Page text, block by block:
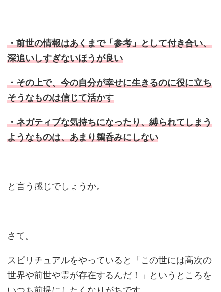
・前世の情報はあくまで「参考」として付き合い、
深追いしすぎないほうが良い
・その上で、今の自分が幸せに生きるのに役に立ち
そうなものは信じて活かす
・ネガティブな気持ちになったり、縛られてしまう
ようなものは、あまり鵜呑みにしない
と言う感じでしょうか。
さて。
スピリチュアルをやっていると「この世には高次の
世界や前世や霊が存在するんだ！」というところを
いつも前提にしたくなりがちです。